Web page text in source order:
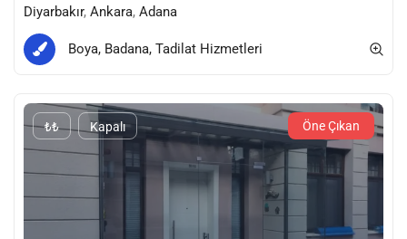
Diyarbakır, Ankara, Adana
Boya, Badana, Tadilat Hizmetleri
₺₺ Kapalı Öne Çıkan